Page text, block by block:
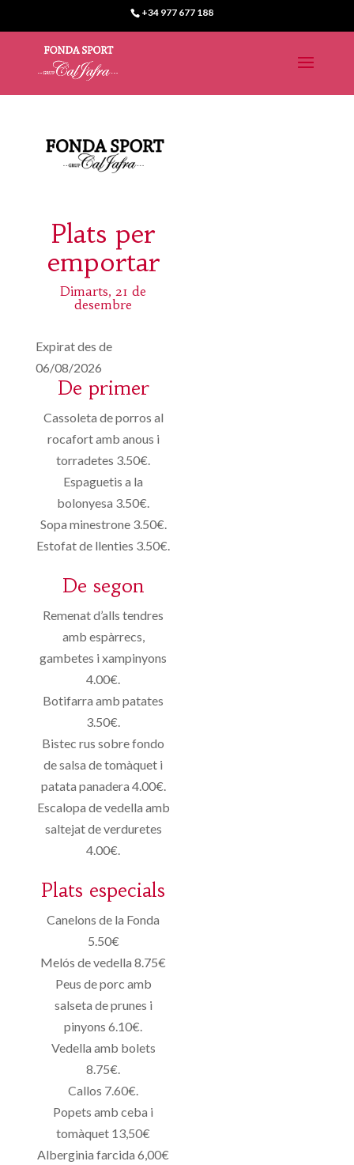
+34 977 677 188
Plats per
emportar
Dimarts, 21 de
desembre
Expirat des de
06/08/2026
De primer
Cassoleta de porros al
rocafort amb anous i
torradetes 3.50€.
Espaguetis a la
bolonyesa 3.50€.
Sopa minestrone 3.50€.
Estofat de llenties 3.50€.
De segon
Remenat d’alls tendres
amb espàrrecs,
gambetes i xampinyons
4.00€.
Botifarra amb patates
3.50€.
Bistec rus sobre fondo
de salsa de tomàquet i
patata panadera 4.00€.
Escalopa de vedella amb
saltejat de verduretes
4.00€.
Plats especials
Canelons de la Fonda
5.50€
Melós de vedella 8.75€
Peus de porc amb
salseta de prunes i
pinyons 6.10€.
Vedella amb bolets
8.75€.
Callos 7.60€.
Popets amb ceba i
tomàquet 13,50€
Alberginia farcida 6,00€